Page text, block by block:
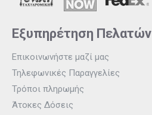
Εξυπηρέτηση Πελατών
Επικοινωνήστε μαζί μας
Τηλεφωνικές Παραγγελίες
Τρόποι πληρωμής
Άτοκες Δόσεις